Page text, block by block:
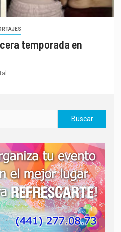
temporada en